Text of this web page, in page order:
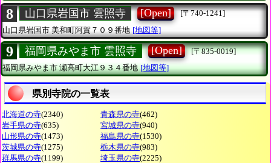
8 山口県岩国市 雲照寺 [Open]
[〒740-1241]
山口県岩国市 美和町阿賀７０９番地 [地図等]
9 福岡県みやま市 雲照寺 [Open]
[〒835-0019]
福岡県みやま市瀬高町大江９３４番地 [地図等]
県別寺院の一覧表
北海道の寺(2340) 青森県の寺(462)
岩手県の寺(635) 宮城県の寺(940)
山形県の寺(1473) 福島県の寺(1530)
茨城県の寺(1275) 栃木県の寺(983)
群馬県の寺(1199) 埼玉県の寺(2225)